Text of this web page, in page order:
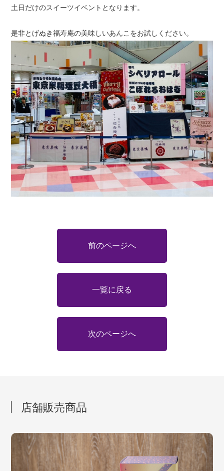
土日だけのスイーツイベントとなります。
是非とげぬき福寿庵の美味しいあんこをお試しください。
前のページへ
一覧に戻る
次のページへ
店舗販売商品